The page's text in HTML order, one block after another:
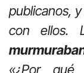
publicanos,
con ellos.
«¿Por